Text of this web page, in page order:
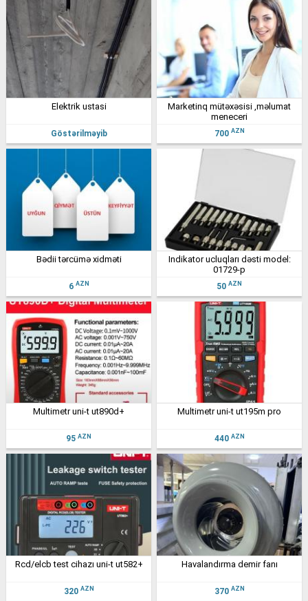
elektrik ustasi
Göstərilməyib
marketinq mütəxəsisi ,məlumat
meneceri
700 AZN
bədii tərcümə xidməti
6 AZN
indikator ucluqları dəsti model:
01729-p
50 AZN
multimetr uni-t ut890d+
95 AZN
multimetr uni-t ut195m pro
440 AZN
rcd/elcb test cihazı uni-t ut582+
320 AZN
havalandırma demir fanı
370 AZN